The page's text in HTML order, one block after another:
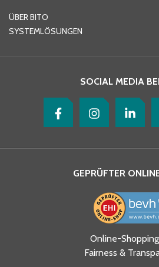
Ja, ich habe die
und akzeptiere
ÜBER BITO
SYSTEMLÖSUNGEN
SOCIAL MEDIA
GEPRÜFTER
Online-
Fairness &